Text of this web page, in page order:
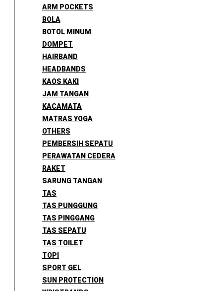
ARM POCKETS
BOLA
BOTOL MINUM
DOMPET
HAIRBAND
HEADBANDS
KAOS KAKI
JAM TANGAN
KACAMATA
MATRAS YOGA
OTHERS
PEMBERSIH SEPATU
PERAWATAN CEDERA
RAKET
SARUNG TANGAN
TAS
TAS PUNGGUNG
TAS PINGGANG
TAS SEPATU
TAS TOILET
TOPI
SPORT GEL
SUN PROTECTION